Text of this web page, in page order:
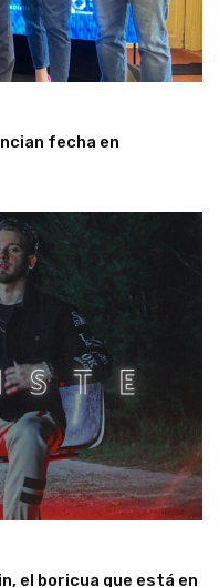
fecha en
el boricua que está en